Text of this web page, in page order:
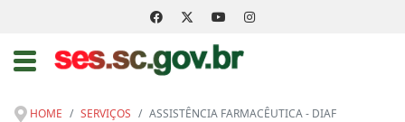
HOME SERVIÇOS ASSISTÊNCIA FARMACÊUTICA - DIAF